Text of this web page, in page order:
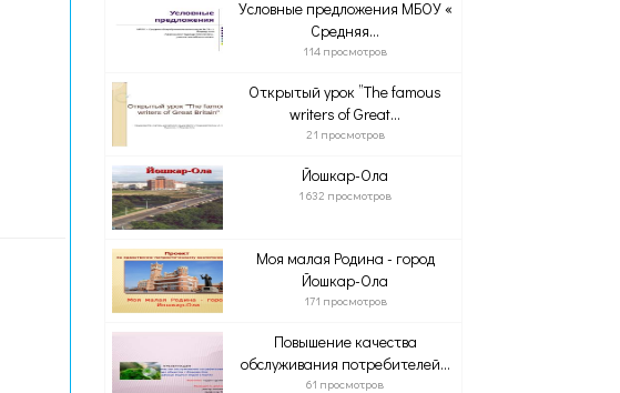
Условные предложения МБОУ «
Средняя...
114 просмотров
Открытый урок ”The famous
writers of Great...
21 просмотров
Йошкар-Ола
1 632 просмотров
Моя малая Родина - город
Йошкар-Ола
171 просмотров
Повышение качества
обслуживания потребителей...
61 просмотров